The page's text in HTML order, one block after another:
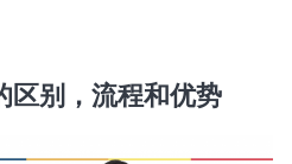
别，流程和优势